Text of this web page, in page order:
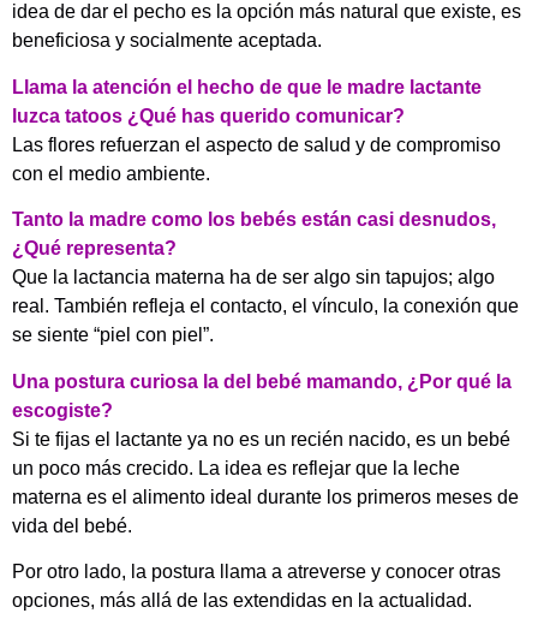
idea de dar el pecho es la opción más natural que existe, es
beneficiosa y socialmente aceptada.
Llama la atención el hecho de que le madre lactante
luzca tatoos ¿Qué has querido comunicar?
Las flores refuerzan el aspecto de salud y de compromiso
con el medio ambiente.
Tanto la madre como los bebés están casi desnudos,
¿Qué representa?
Que la lactancia materna ha de ser algo sin tapujos; algo
real. También refleja el contacto, el vínculo, la conexión que
se siente “piel con piel”.
Una postura curiosa la del bebé mamando, ¿Por qué la
escogiste?
Si te fijas el lactante ya no es un recién nacido, es un bebé
un poco más crecido. La idea es reflejar que la leche
materna es el alimento ideal durante los primeros meses de
vida del bebé.
Por otro lado, la postura llama a atreverse y conocer otras
opciones, más allá de las extendidas en la actualidad.